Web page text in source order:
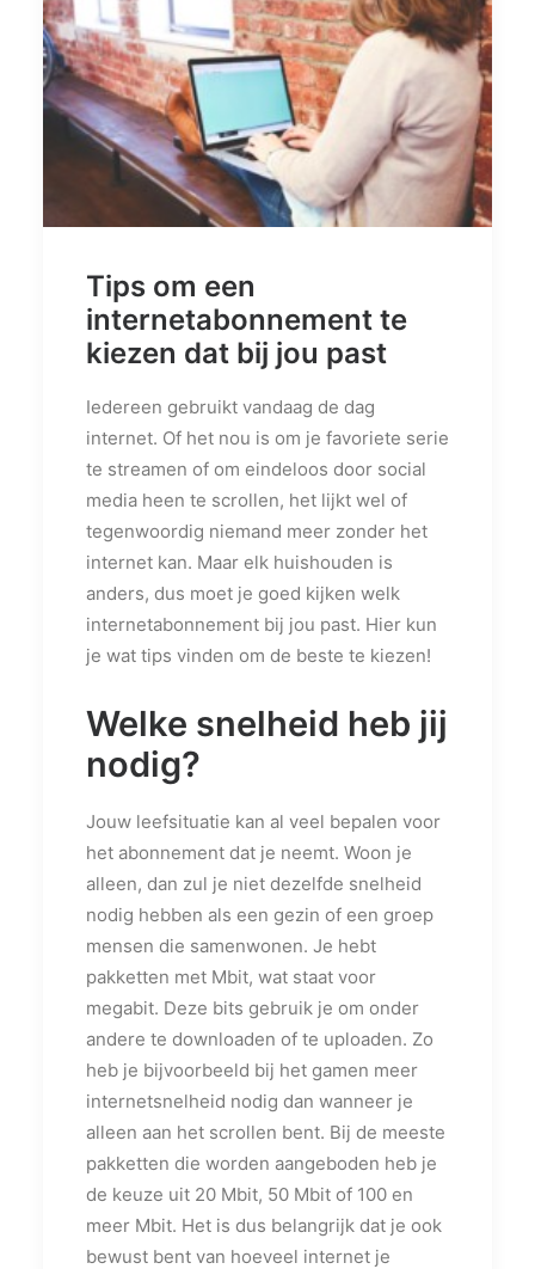
PRIVACY POLICY
OVER ONS
VERWIJZINGEN
CONTACT
Tips om een
internetabonnement te
kiezen dat bij jou past
Iedereen gebruikt vandaag de dag
internet. Of het nou is om je favoriete serie
te streamen of om eindeloos door social
media heen te scrollen, het lijkt wel of
tegenwoordig niemand meer zonder het
internet kan. Maar elk huishouden is
anders, dus moet je goed kijken welk
internetabonnement bij jou past. Hier kun
je wat tips vinden om de beste te kiezen!
Welke snelheid heb jij
nodig?
Jouw leefsituatie kan al veel bepalen voor
het abonnement dat je neemt. Woon je
alleen, dan zul je niet dezelfde snelheid
nodig hebben als een gezin of een groep
mensen die samenwonen. Je hebt
pakketten met Mbit, wat staat voor
megabit. Deze bits gebruik je om onder
andere te downloaden of te uploaden. Zo
heb je bijvoorbeeld bij het gamen meer
internetsnelheid nodig dan wanneer je
alleen aan het scrollen bent. Bij de meeste
pakketten die worden aangeboden heb je
de keuze uit 20 Mbit, 50 Mbit of 100 en
meer Mbit. Het is dus belangrijk dat je ook
bewust bent van hoeveel internet je